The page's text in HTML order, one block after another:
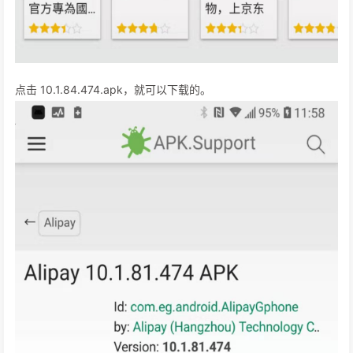
点击 10.1.84.474.apk，就可以下载的。